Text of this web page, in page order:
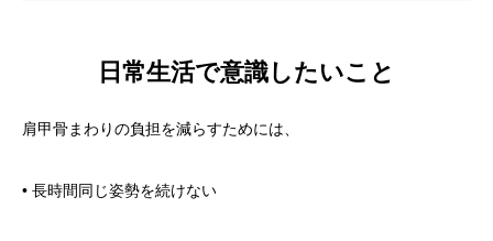
日常生活で意識したいこと
肩甲骨まわりの負担を減らすためには、
• 長時間同じ姿勢を続けない